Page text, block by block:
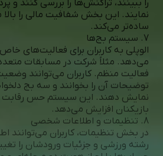
را ببینند، تراکنش‌ها را بررسی کنند و
نمایند. این بخش شفافیت مالی را بالا
ساده‌تر می‌کند.
7. سیستم بج‌ها
الوپلی به کاربران برای فعالیت‌های
می‌دهد. مثلاً شرکت در مسابقات
فعالیت منظم. کاربران می‌توانند
توضیحات آن را بخوانند و سه بج
نمایش دهند. این سیستم حس رقابت و
بازیکنان افزایش می‌دهد.
8. تنظیمات و اطلاعات شخصی
در بخش تنظیمات، کاربران می‌توانند
رشته ورزشی و جزئیات ورودشان را